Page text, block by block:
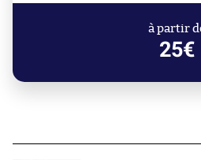
à partir
25€